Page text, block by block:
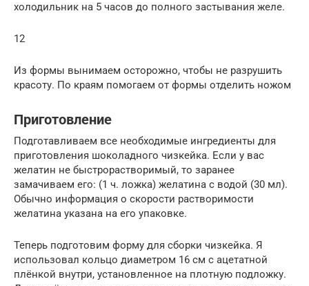
холодильник на 5 часов до полного застывания желе.
12
Из формы вынимаем осторожно, чтобы не разрушить
красоту. По краям помогаем от формы отделить ножом
Приготовление
Подготавливаем все необходимые ингредиенты для
приготовления шоколадного чизкейка. Если у вас
желатин не быстрорастворимый, то заранее
замачиваем его: (1 ч. ложка) желатина с водой (30 мл).
Обычно информация о скорости растворимости
желатина указана на его упаковке.
Теперь подготовим форму для сборки чизкейка. Я
использовал кольцо диаметром 16 см с ацетатной
плёнкой внутри, установленное на плотную подложку.